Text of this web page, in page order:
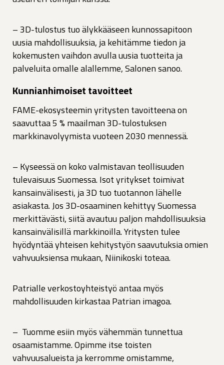
– 3D-tulostus tuo älykkääseen kunnossapitoon
uusia mahdollisuuksia, ja kehitämme tiedon ja
kokemusten vaihdon avulla uusia tuotteita ja
palveluita omalle alallemme, Salonen sanoo.
Kunnianhimoiset tavoitteet
FAME-ekosysteemin yritysten tavoitteena on
saavuttaa 5 % maailman 3D-tulostuksen
markkinavolyymista vuoteen 2030 mennessä.
– Kyseessä on koko valmistavan teollisuuden
tulevaisuus Suomessa. Isot yritykset toimivat
kansainvälisesti, ja 3D tuo tuotannon lähelle
asiakasta. Jos 3D-osaaminen kehittyy Suomessa
merkittävästi, siitä avautuu paljon mahdollisuuksia
kansainvälisillä markkinoilla. Yritysten tulee
hyödyntää yhteisen kehitystyön saavutuksia omien
vahvuuksiensa mukaan, Niinikoski toteaa.
Patrialle verkostoyhteistyö antaa myös
mahdollisuuden kirkastaa Patrian imagoa.
– Tuomme esiin myös vähemmän tunnettua
osaamistamme. Opimme itse toisten
vahvuusalueista ja kerromme omistamme,